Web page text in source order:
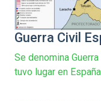
Guerra Civil
Se denomina
tuvo lugar en